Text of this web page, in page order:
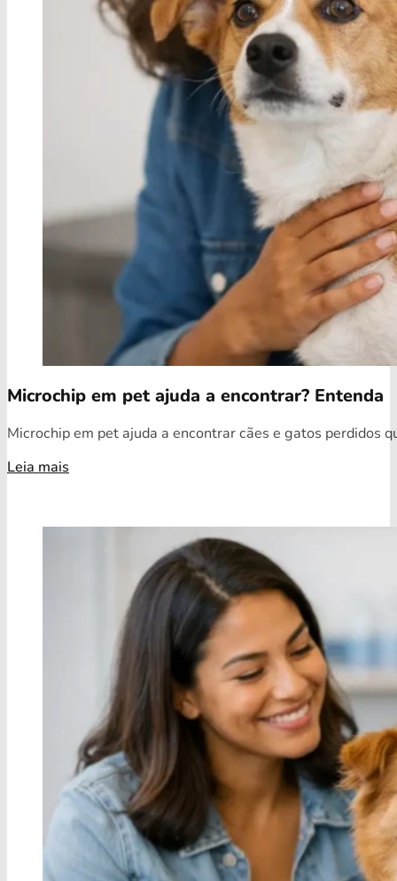
Microchip em pet ajuda a encontrar? Entenda
Microchip em pet ajuda a encontrar cães e gatos perdidos
Leia mais